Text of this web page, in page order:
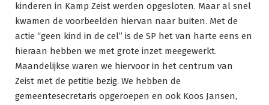
kinderen in Kamp Zeist werden opgesloten. Maar al snel
kwamen de voorbeelden hiervan naar buiten. Met de
actie “geen kind in de cel” is de SP het van harte eens en
hieraan hebben we met grote inzet meegewerkt.
Maandelijkse waren we hiervoor in het centrum van
Zeist met de petitie bezig. We hebben de
gemeentesecretaris opgeroepen en ook Koos Jansen,